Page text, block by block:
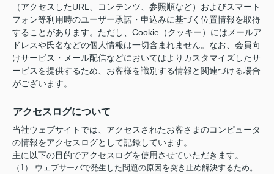
（アクセスしたURL、コンテンツ、参照順など）およびスマート
フォン等利用時のユーザー承諾・申込みに基づく位置情報を取得
することがあります。ただし、Cookie（クッキー）にはメールア
ドレスや氏名などの個人情報は一切含まれません。なお、会員向
けサービス・メール配信などにおいてはよりカスタマイズしたサ
ービスを提供するため、お客様を識別する情報と関連づける場合
がございます。
アクセスログについて
当社ウェブサイトでは、アクセスされたお客さまのコンピュータ
の情報をアクセスログとして記録しています。
主に以下の目的でアクセスログを使用させていただきます。
（1） ウェブサーバで発生した問題の原因を突き止め解決するため。